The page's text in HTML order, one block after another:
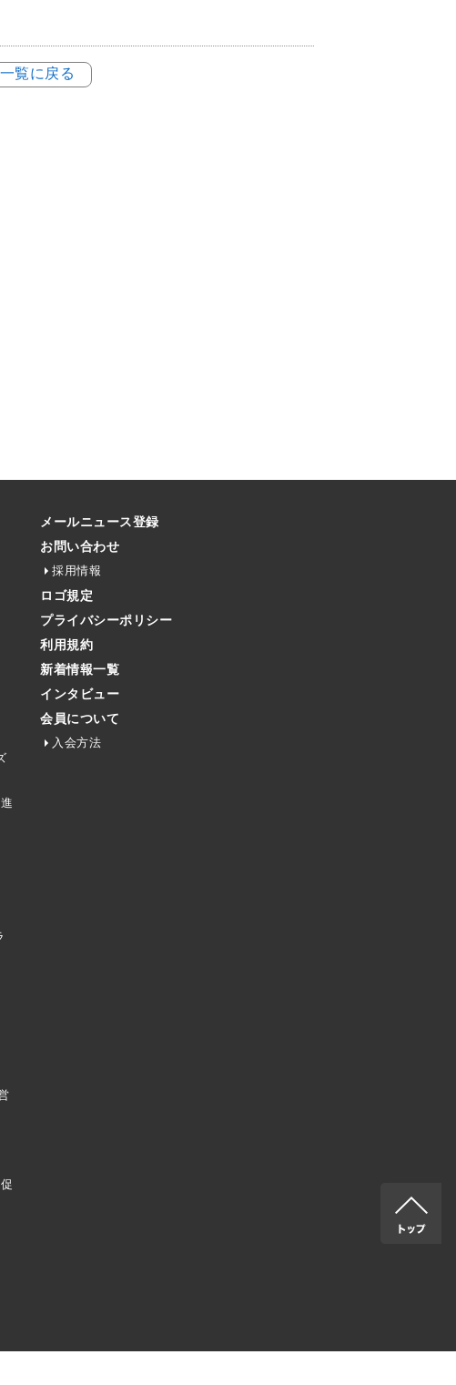
覧に戻る
メールニュース登録
お問い合わせ
採用情報
ロゴ規定
プライバシーポリシー
利用規約
新着情報一覧
インタビュー
会員について
入会方法